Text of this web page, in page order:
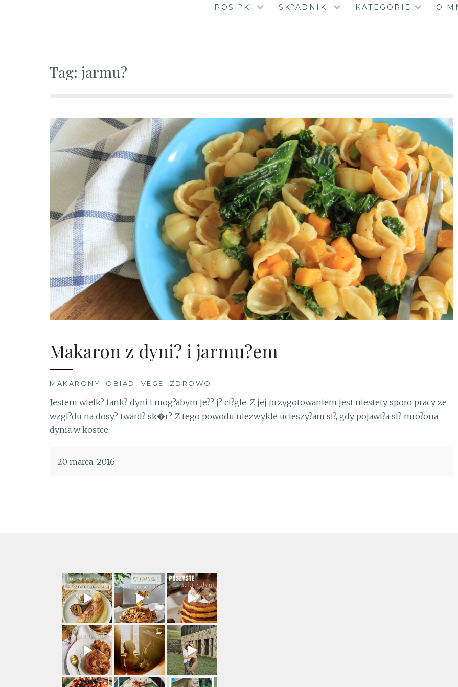
POSI?KI SK?ADNIKI KATEGORIE O
Tag: jarmu?
Makaron z dyni? i jarmu?em
MAKARONY OBIAD VEGE ZDROWO
Jestem wielk? fank? dyni i mog?abym je?? j? ci?gle. Z jej przygotowaniem jest niestety sporo pracy ze
wzgl?du na dosy? tward? sk�r?. Z tego powodu niezwykle ucieszy?am si?, gdy pojawi?a si? mro?ona
dynia w kostce.
20 marca, 2016